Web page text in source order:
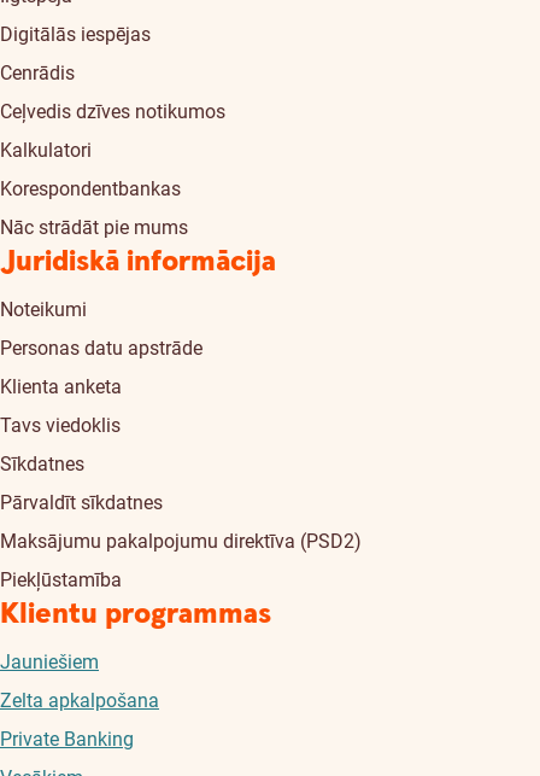
Digitālās iespējas
Cenrādis
Ceļvedis dzīves notikumos
Kalkulatori
Korespondentbankas
Nāc strādāt pie mums
Juridiskā informācija
Noteikumi
Personas datu apstrāde
Klienta anketa
Tavs viedoklis
Sīkdatnes
Pārvaldīt sīkdatnes
Maksājumu pakalpojumu direktīva (PSD2)
Piekļūstamība
Klientu programmas
Jauniešiem
Zelta apkalpošana
Private Banking